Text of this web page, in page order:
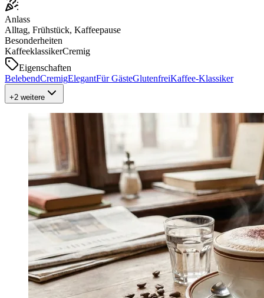
Anlass
Alltag, Frühstück, Kaffeepause
Besonderheiten
KaffeeklassikerCremig
Eigenschaften
BelebendCremigElegantFür GästeGlutenfreiKaffee-Klassiker
+2 weitere